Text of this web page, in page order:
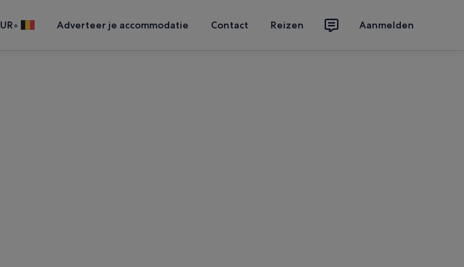
• Adverteer je accommodatie Contact Reizen Aanmelden